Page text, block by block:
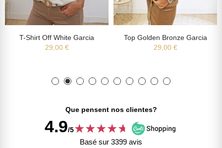
T-Shirt Off White Garcia
29,00 €
Top Golden Bronze Garcia
29,00 €
Que pensent nos clientes?
4.9/5★★★★★
★
Basé sur 3399 avis